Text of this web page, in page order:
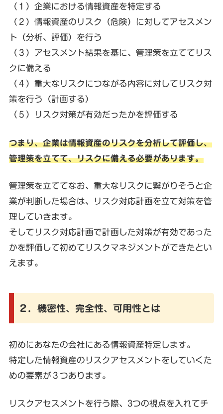
（１）企業における情報資産を特定する
（２）情報資産のリスク（危険）に対してアセスメン
ト（分析、評価）を行う
（３）アセスメント結果を基に、管理策を立ててリス
クに備える
（４）重大なリスクにつながる内容に対してリスク対
策を行う（計画する）
（５）リスク対策が有効だったかを評価する
つまり、企業は情報資産のリスクを分析して評価し、
管理策を立てて、リスクに備える必要があります。
管理策を立ててなお、重大なリスクに繋がりそうと企
業が判断した場合は、リスク対応計画を立て対策を管
理していきます。
そしてリスク対応計画で計画した対策が有効であった
かを評価して初めてリスクマネジメントができたとい
えます。
２．機密性、完全性、可用性とは
初めにあなたの会社にある情報資産特定します。
特定した情報資産のリスクアセスメントをしていくた
めの要素が３つあります。
リスクアセスメントを行う際、3つの視点を入れてチ